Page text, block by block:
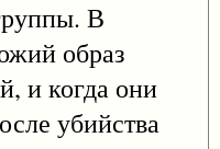
В
образ
и когда они
убийства